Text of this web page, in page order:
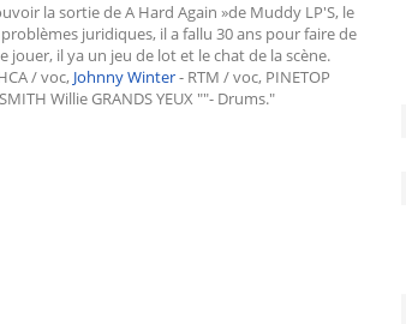
la sortie de A Hard Again »de Muddy LP'S, le
juridiques, il a fallu 30 ans pour faire de
il ya un jeu de lot et le chat de la scène.
/ voc, Johnny Winter- RTM / voc, PINETOP
Willie GRANDS YEUX ""- Drums."